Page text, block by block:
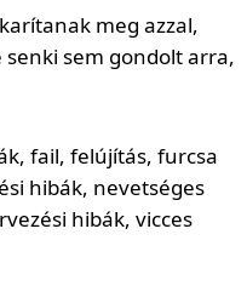
meg azzal,
senki sem gondolt arra,